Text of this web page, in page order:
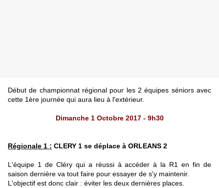
Début de championnat régional pour les 2 équipes séniors avec
cette 1ère journée qui aura lieu à l'extérieur.
Dimanche 1 Octobre 2017 - 9h30
Régionale 1 : CLERY 1 se déplace à ORLEANS 2
L'équipe 1 de Cléry qui a réussi à accéder à la R1 en fin de
saison dernière va tout faire pour essayer de s'y maintenir.
L'objectif est donc clair : éviter les deux dernières places.